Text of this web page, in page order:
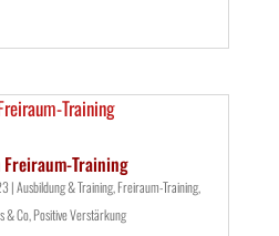
Freiraum-Training
|Ausbildung & Training,Freiraum-Training,
& Co,Positive Verstärkung